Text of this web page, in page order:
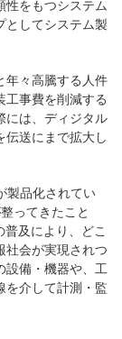
性をもつシステム
としてシステム製
年々高騰する人件
工事費を削減する
には、ディジタル
伝送にまで拡大し
製品化されてい
ってきたこと
及により、どこ
社会が実現されつ
設備・機器や、工
を介して計測・監